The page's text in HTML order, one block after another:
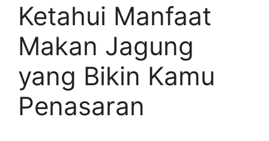
Ketahui Manfaat
Makan Jagung
yang Bikin Kamu
Penasaran